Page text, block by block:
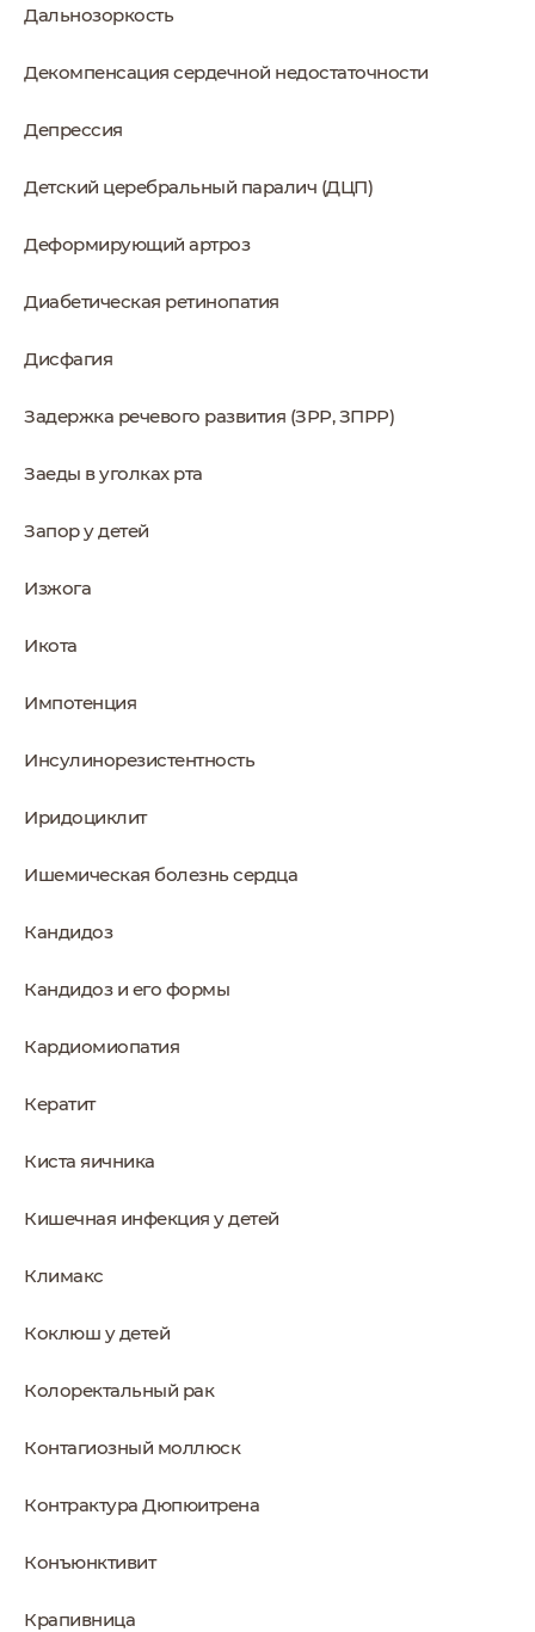
Дальнозоркость
Декомпенсация сердечной недостаточности
Депрессия
Детский церебральный паралич (ДЦП)
Деформирующий артроз
Диабетическая ретинопатия
Дисфагия
Задержка речевого развития (ЗРР, ЗПРР)
Заеды в уголках рта
Запор у детей
Изжога
Икота
Импотенция
Инсулинорезистентность
Иридоциклит
Ишемическая болезнь сердца
Кандидоз
Кандидоз и его формы
Кардиомиопатия
Кератит
Киста яичника
Кишечная инфекция у детей
Климакс
Коклюш у детей
Колоректальный рак
Контагиозный моллюск
Контрактура Дюпюитрена
Конъюнктивит
Крапивница